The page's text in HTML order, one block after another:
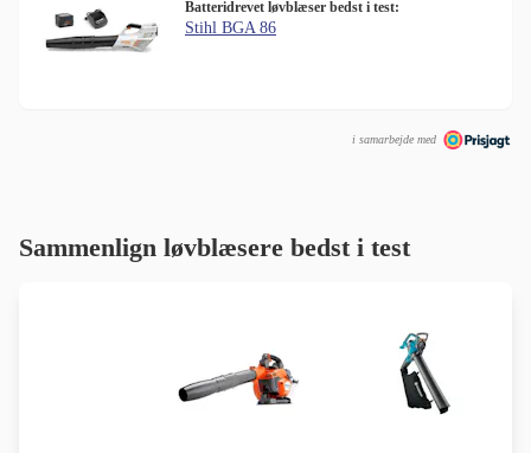
Batteridrevet løvblæser bedst i test:
Stihl BGA 86
i samarbejde med
Sammenlign løvblæsere bedst i test